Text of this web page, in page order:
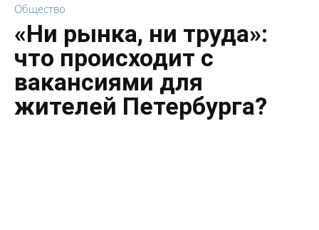
Общество
«Ни рынка, ни труда»:
что происходит с
вакансиями для
жителей Петербурга?